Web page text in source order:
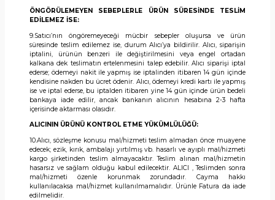
ÖNGÖRÜLEMEYEN SEBEPLERLE ÜRÜN SÜRESİNDE TESLİM
EDİLEMEZ İSE:
9.Satıcı’nın öngöremeyeceği mücbir sebepler oluşursa ve ürün
süresinde teslim edilemez ise, durum Alıcı’ya bildirilir. Alıcı, siparişin
iptalini, ürünün benzeri ile değiştirilmesini veya engel ortadan
kalkana dek teslimatın ertelenmesini talep edebilir. Alıcı siparişi iptal
ederse; ödemeyi nakit ile yapmış ise iptalinden itibaren 14 gün içinde
kendisine nakden bu ücret ödenir. Alıcı, ödemeyi kredi kartı ile yapmış
ise ve iptal ederse, bu iptalden itibaren yine 14 gün içinde ürün bedeli
bankaya iade edilir, ancak bankanın alıcının hesabına 2-3 hafta
içerisinde aktarması olasıdır.
ALICININ ÜRÜNÜ KONTROL ETME YÜKÜMLÜLÜĞÜ:
10.Alıcı, sözleşme konusu mal/hizmeti teslim almadan önce muayene
edecek; ezik, kırık, ambalajı yırtılmış vb. hasarlı ve ayıplı mal/hizmeti
kargo şirketinden teslim almayacaktır. Teslim alınan mal/hizmetin
hasarsız ve sağlam olduğu kabul edilecektir. ALICI , Teslimden sonra
mal/hizmeti özenle korunmak zorundadır. Cayma hakkı
kullanılacaksa mal/hizmet kullanılmamalıdır. Ürünle Fatura da iade
edilmelidir.